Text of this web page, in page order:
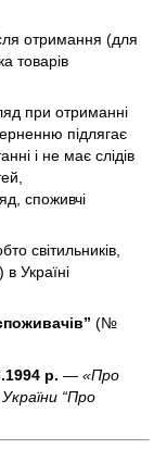
отримання (для
товарів
при отриманні
підлягає
і не має слідів
споживчі
світильників,
Україні
(№
р. — «Про
“Про